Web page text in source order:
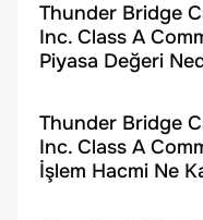
Thunder Bridge
Inc. Class A
Piyasa Değeri
Thunder Bridge
Inc. Class A
İşlem Hacmi Ne